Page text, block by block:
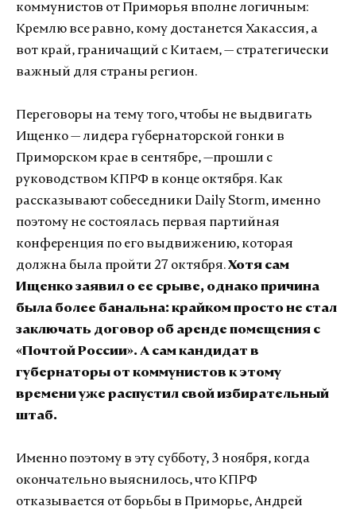
коммунистов от Приморья вполне логичным:
Кремлю все равно, кому достанется Хакассия, а
вот край, граничащий с Китаем, — стратегически
важный для страны регион.
Переговоры на тему того, чтобы не выдвигать
Ищенко — лидера губернаторской гонки в
Приморском крае в сентябре, —прошли с
руководством КПРФ в конце октября. Как
рассказывают собеседники Daily Storm, именно
поэтому не состоялась первая партийная
конференция по его выдвижению, которая
должна была пройти 27 октября.Хотя сам
Ищенко заявил о ее срыве, однако причина
была более банальна: крайком просто не стал
заключать договор об аренде помещения с
«Почтой России». А сам кандидат в
губернаторы от коммунистов к этому
времени уже распустил свой избирательный
штаб.
Именно поэтому в эту субботу, 3 ноября, когда
окончательно выяснилось, что КПРФ
отказывается от борьбы в Приморье, Андрей